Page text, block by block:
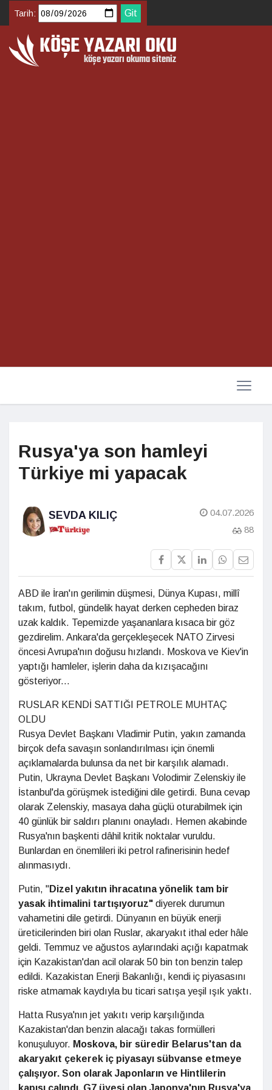
Tarih:
Rusya'ya son hamleyi
Türkiye mi yapacak
SEVDA KILIÇ
04.07.2026
88
ABD ile İran'ın gerilimin düşmesi, Dünya Kupası, millî
takım, futbol, gündelik hayat derken cepheden biraz
uzak kaldık. Tepemizde yaşananlara kısaca bir göz
gezdirelim. Ankara'da gerçekleşecek NATO Zirvesi
öncesi Avrupa'nın doğusu hızlandı. Moskova ve Kiev'in
yaptığı hamleler, işlerin daha da kızışacağını
gösteriyor...
RUSLAR KENDİ SATTIĞI PETROLE MUHTAÇ
OLDU
Rusya Devlet Başkanı Vladimir Putin, yakın zamanda
birçok defa savaşın sonlandırılması için önemli
açıklamalarda bulunsa da net bir karşılık alamadı.
Putin, Ukrayna Devlet Başkanı Volodimir Zelenskiy ile
İstanbul'da görüşmek istediğini dile getirdi. Buna cevap
olarak Zelenskiy, masaya daha güçlü oturabilmek için
40 günlük bir saldırı planını onayladı. Hemen akabinde
Rusya'nın başkenti dâhil kritik noktalar vuruldu.
Bunlardan en önemlileri iki petrol rafinerisinin hedef
alınmasıydı.
Putin, "Dizel yakıtın ihracatına yönelik tam bir
yasak ihtimalini tartışıyoruz" diyerek durumun
vahametini dile getirdi. Dünyanın en büyük enerji
üreticilerinden biri olan Ruslar, akaryakıt ithal eder hâle
geldi. Temmuz ve ağustos aylarındaki açığı kapatmak
için Kazakistan'dan acil olarak 50 bin ton benzin talep
edildi. Kazakistan Enerji Bakanlığı, kendi iç piyasasını
riske atmamak kaydıyla bu ticari satışa yeşil ışık yaktı.
Hatta Rusya'nın jet yakıtı verip karşılığında
Kazakistan'dan benzin alacağı takas formülleri
konuşuluyor. Moskova, bir süredir Belarus'tan da
akaryakıt çekerek iç piyasayı sübvanse etmeye
çalışıyor. Son olarak Japonların ve Hintlilerin
kapısı çalındı. G7 üyesi olan Japonya'nın Rusya'ya